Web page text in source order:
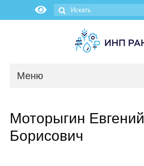
Меню
Моторыгин Евгений
Борисович